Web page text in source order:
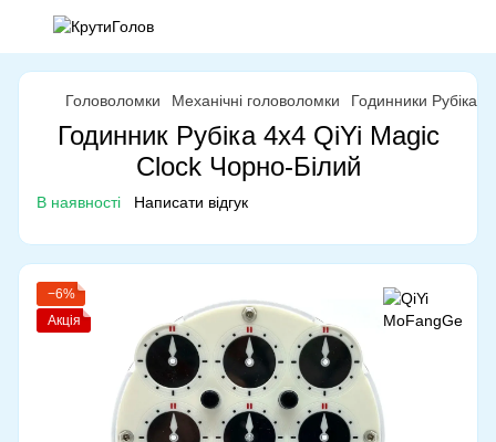
Головоломки Механічні головоломки Годинники Рубіка
Годинник Рубіка 4x4 QiYi Magic
Clock Чорно-Білий
В наявності Написати відгук
−6%
Акція